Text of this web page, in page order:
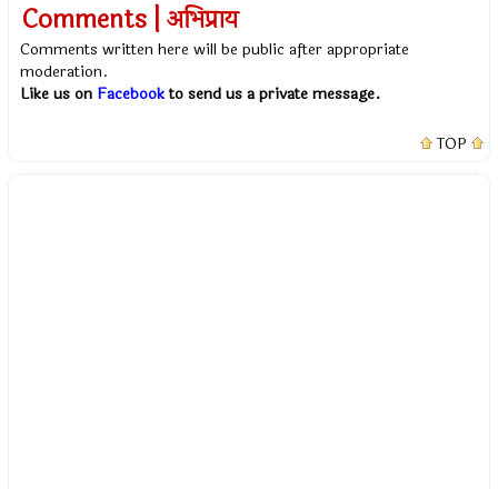
Comments | अभिप्राय
Comments written here will be public after appropriate
moderation.
Like us on Facebookto send us a private message.
TOP